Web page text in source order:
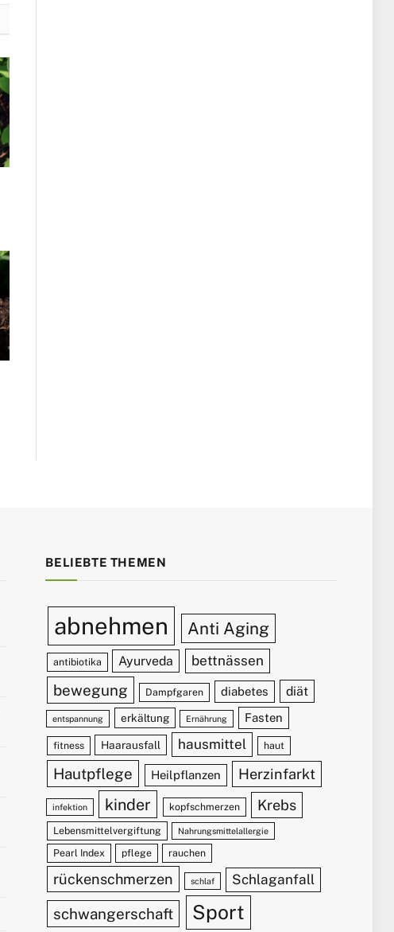
BELIEBTE THEMEN
abnehmen Anti Aging
antibiotika Ayurveda bettnässen
bewegung Dampfgaren diabetes diät
entspannung erkältung Ernährung Fasten
fitness Haarausfall hausmittel haut
Hautpflege Heilpflanzen Herzinfarkt
infektion kinder kopfschmerzen Krebs
Lebensmittelvergiftung Nahrungsmittelallergie
Pearl Index pflege rauchen
rückenschmerzen schlaf Schlaganfall
schwangerschaft Sport